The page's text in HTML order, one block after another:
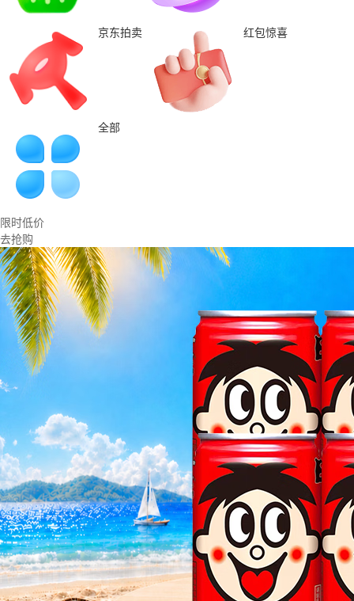
京东拍卖 红包惊喜
全部
限时低价
去抢购